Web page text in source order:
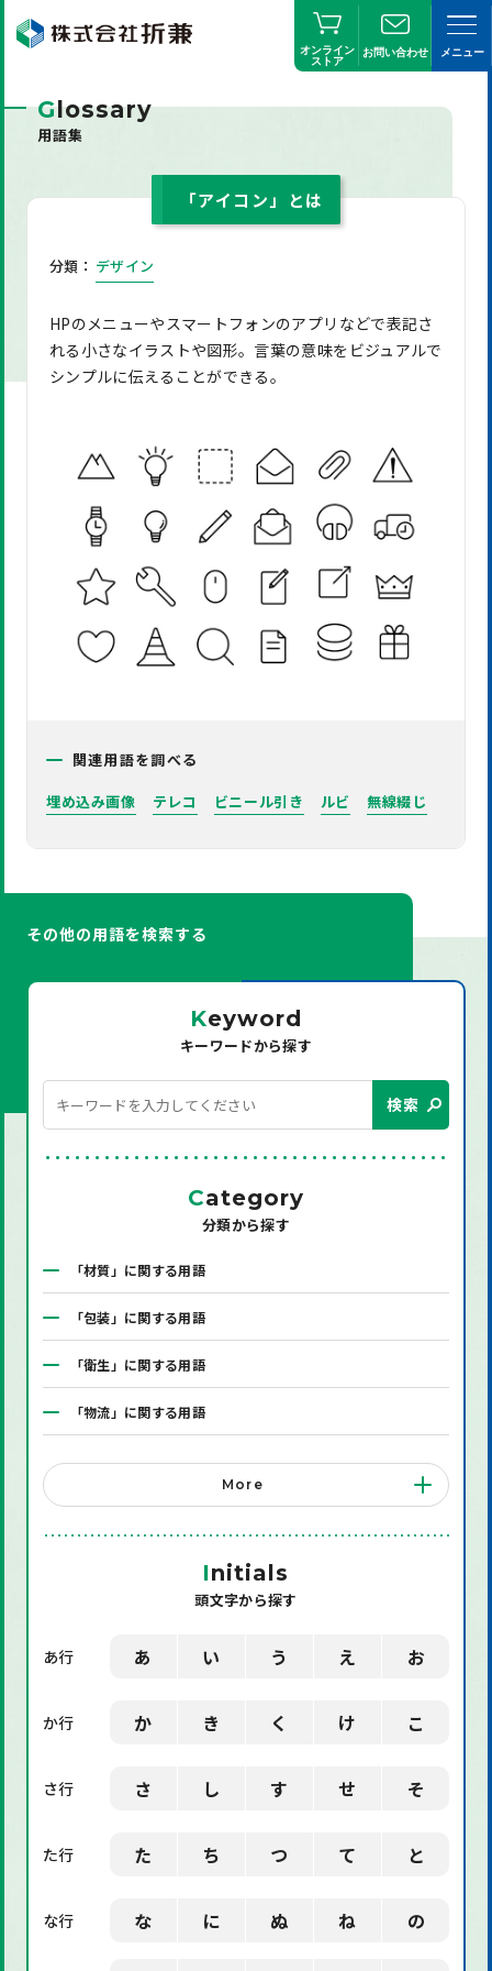
オンライン
ストア
お問い合わせ メニュー
Glossary
用語集
「アイコン」とは
分類： デザイン
HPのメニューやスマートフォンのアプリなどで表記さ
れる小さなイラストや図形。言葉の意味をビジュアルで
シンプルに伝えることができる。
関連用語を調べる
埋め込み画像
テレコ ビニール引き ルビ 無線綴じ
その他の用語を検索する
Keyword
キーワードから探す
検索
Category
分類から探す
「材質」に関する用語
「包装」に関する用語
「衛生」に関する用語
「物流」に関する用語
「システム」に関する用語
「店舗備品」に関する用語
「環境」に関する用語
「業界用語」に関する用語
More
Initials
頭文字から探す
あ行 あ い う え お
か行 か き く け こ
さ行 さ し す せ そ
た行 た ち つ て と
な行 な に ぬ ね の